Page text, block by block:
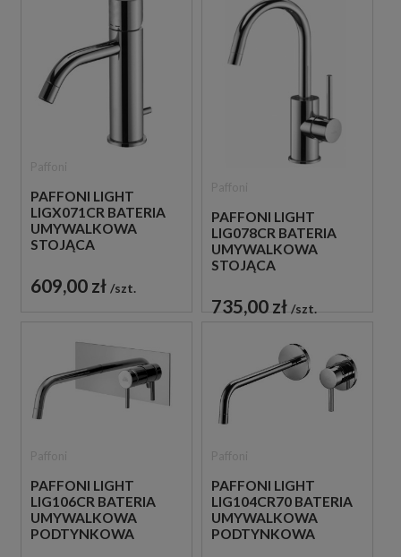
PAFFONI LIGHT
LIGX071CR BATERIA
UMYWALKOWA
STOJĄCA
CHROM
609,00 zł szt.
PAFFONI LIGHT
LIG078CR BATERIA
UMYWALKOWA
STOJĄCA
CHROM
735,00 zł szt.
PAFFONI LIGHT
LIG106CR BATERIA
UMYWALKOWA
PODTYNKOWA
PAFFONI LIGHT
LIG104CR70 BATERIA
UMYWALKOWA
PODTYNKOWA